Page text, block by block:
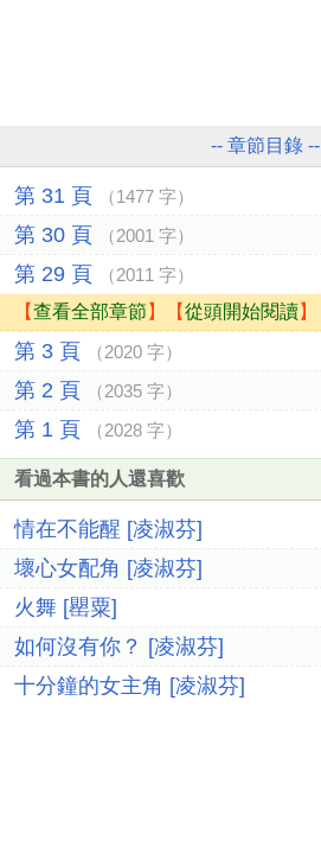
-- 章節目錄 --
第 31 頁 （1477 字）
第 30 頁 （2001 字）
第 29 頁 （2011 字）
【查看全部章節 】【從頭開始閱讀】
第 3 頁 （2020 字）
第 2 頁 （2035 字）
第 1 頁 （2028 字）
看過本書的人還喜歡
情在不能醒 [凌淑芬]
壞心女配角 [凌淑芬]
火舞 [罌粟]
如何沒有你？ [凌淑芬]
十分鐘的女主角 [凌淑芬]